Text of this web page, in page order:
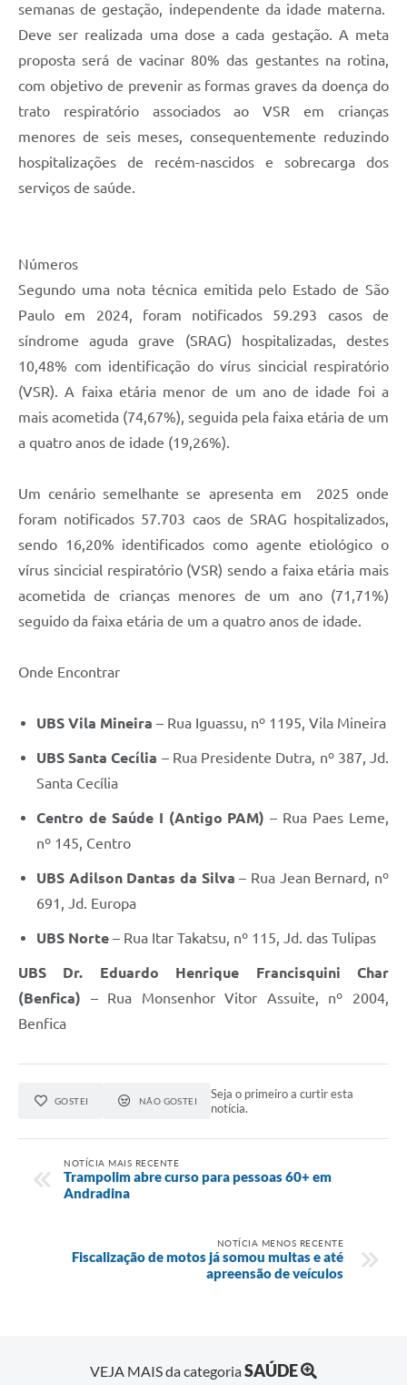
semanas de gestação, independente da idade materna.
Deve ser realizada uma dose a cada gestação. A meta
proposta será de vacinar 80% das gestantes na rotina,
com objetivo de prevenir as formas graves da doença do
trato respiratório associados ao VSR em crianças
menores de seis meses, consequentemente reduzindo
hospitalizações de recém-nascidos e sobrecarga dos
serviços de saúde.
Números
Segundo uma nota técnica emitida pelo Estado de São
Paulo em 2024, foram notificados 59.293 casos de
síndrome aguda grave (SRAG) hospitalizadas, destes
10,48% com identificação do vírus sincicial respiratório
(VSR). A faixa etária menor de um ano de idade foi a
mais acometida (74,67%), seguida pela faixa etária de um
a quatro anos de idade (19,26%).
Um cenário semelhante se apresenta em 2025 onde
foram notificados 57.703 caos de SRAG hospitalizados,
sendo 16,20% identificados como agente etiológico o
vírus sincicial respiratório (VSR) sendo a faixa etária mais
acometida de crianças menores de um ano (71,71%)
seguido da faixa etária de um a quatro anos de idade.
Onde Encontrar
UBS Vila Mineira – Rua Iguassu, nº 1195, Vila Mineira
UBS Santa Cecília – Rua Presidente Dutra, nº 387, Jd.
Santa Cecília
Centro de Saúde I (Antigo PAM) – Rua Paes Leme,
nº 145, Centro
UBS Adilson Dantas da Silva – Rua Jean Bernard, nº
691, Jd. Europa
UBS Norte – Rua Itar Takatsu, nº 115, Jd. das Tulipas
UBS Dr. Eduardo Henrique Francisquini Char
(Benfica) – Rua Monsenhor Vitor Assuite, nº 2004,
Benfica
GOSTEI NÃO GOSTEI
Seja o primeiro a curtir esta
notícia.
NOTÍCIA MAIS RECENTE
Trampolim abre curso para pessoas 60+ em
Andradina
NOTÍCIA MENOS RECENTE
Fiscalização de motos já somou multas e até
apreensão de veículos
VEJA MAIS da categoriaSAÚDE